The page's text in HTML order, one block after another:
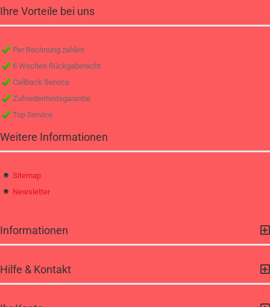
Ihre Vorteile bei uns
Per Rechnung zahlen
6 Wochen Rückgaberecht
Callback Service
Zufriedenheitsgarantie
Top Service
Weitere Informationen
Sitemap
Newsletter
Informationen
Hilfe & Kontakt